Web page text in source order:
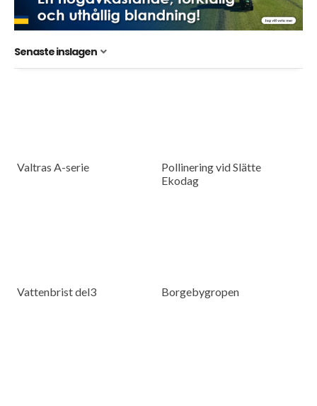
Senaste inslagen
Valtras A-serie
Pollinering vid Slätte
Ekodag
Vattenbrist del3 Borgebygropen